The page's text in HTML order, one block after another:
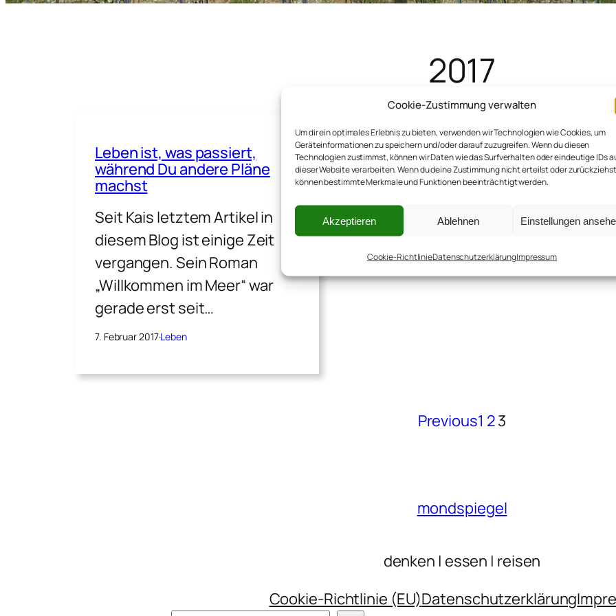
Cookie-Zustimmung verwalten
Um dir ein optimales Erlebnis zu bieten, verwenden wir Technologien wie Cookies, um
Geräteinformationen zu speichern und/oder darauf zuzugreifen. Wenn du diesen
Technologien zustimmst, können wir Daten wie das Surfverhalten oder eindeutige IDs
dieser Website verarbeiten. Wenn du deine Zustimmung nicht erteilst oder
können bestimmte Merkmale und Funktionen beeinträchtigt werden.
Akzeptieren Ablehnen Einstellungen
Cookie-RichtlinieDatenschutzerklärungImpressum
2017
Leben ist, was passiert,
während Du andere Pläne
machst
Seit Kais letztem Artikel in
diesem Blog ist einige Zeit
vergangen. Sein Roman
„Willkommen im Meer“ war
gerade erst seit…
7. Februar 2017·Leben
Previous1 23
mondspiegel
denken | essen | reisen
Cookie-Richtlinie (EU)Datenschutzerklärung